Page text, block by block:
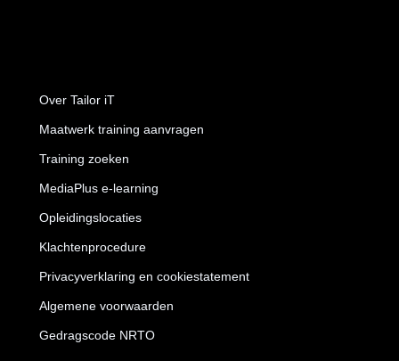
Over Tailor iT
Maatwerk training aanvragen
Training zoeken
MediaPlus e-learning
Opleidingslocaties
Klachtenprocedure
Privacyverklaring en cookiestatement
Algemene voorwaarden
Gedragscode NRTO